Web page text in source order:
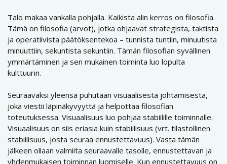
Talo makaa vankalla pohjalla. Kaikista alin kerros on filosofia.
Tämä on filosofia (arvot), jotka ohjaavat strategista, taktista
ja operatiivista päätöksentekoa – tunnista tuntiin, minuutista
minuuttiin, sekuntista sekuntiin. Tämän filosofian syvällinen
ymmärtäminen ja sen mukainen toiminta luo lopulta
kulttuurin.
Seuraavaksi yleensä puhutaan visuaalisesta johtamisesta,
joka viestii läpinäkyvyyttä ja helpottaa filosofian
toteutuksessa. Visuaalisuus luo pohjaa stabiilille toiminnalle.
Visuaalisuus on siis eriasia kuin stabiilisuus (vrt. tilastollinen
stabiilisuus, josta seuraa ennustettavuus). Vasta tämän
jälkeen ollaan valmiita seuraavalle tasolle, ennustettavan ja
yhdenmukaisen toiminnan luomiselle. Kun ennustettavuus on